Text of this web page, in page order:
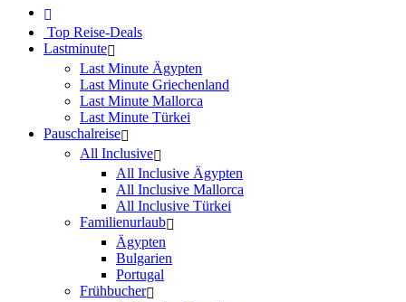
Top Reise-Deals
Lastminute
Last Minute Ägypten
Last Minute Griechenland
Last Minute Mallorca
Last Minute Türkei
Pauschalreise
All Inclusive
All Inclusive Ägypten
All Inclusive Mallorca
All Inclusive Türkei
Familienurlaub
Ägypten
Bulgarien
Portugal
Frühbucher